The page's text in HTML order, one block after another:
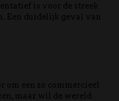
is voor de streek
Een duidelijk geval van
om een zo commercieel
maar wil de wereld